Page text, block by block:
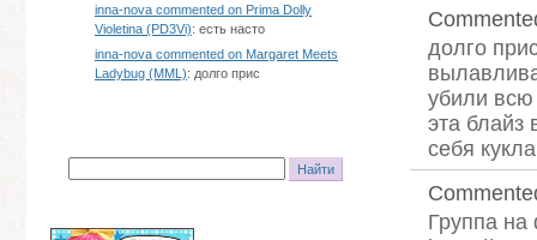
inna-nova commented on Prima Dolly
Violetina (PD3Vi): есть насто
inna-nova commented on Margaret Meets
Ladybug (MML): долго прис
долго
убили всю
эта блайз
себя
Группа